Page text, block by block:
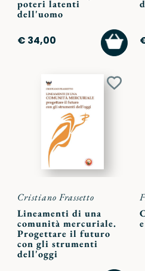
poteri latenti
dell'uomo
€ 34,00
AL
Cristiano Frassetto
Lineamenti di una
comunità mercuriale.
Progettare il futuro
con gli strumenti
dell'oggi